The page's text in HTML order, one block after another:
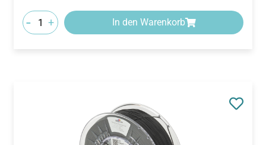
- + In den Warenkorb